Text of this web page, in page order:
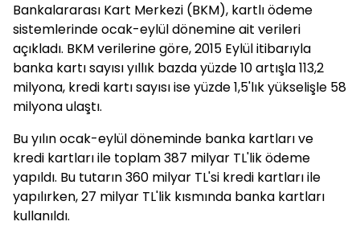
Bankalararası Kart Merkezi (BKM), kartlı ödeme
sistemlerinde ocak-eylül dönemine ait verileri
açıkladı. BKM verilerine göre, 2015 Eylül itibarıyla
banka kartı sayısı yıllık bazda yüzde 10 artışla 113,2
milyona, kredi kartı sayısı ise yüzde 1,5'lık yükselişle 58
milyona ulaştı.
Bu yılın ocak-eylül döneminde banka kartları ve
kredi kartları ile toplam 387 milyar TL'lik ödeme
yapıldı. Bu tutarın 360 milyar TL'si kredi kartları ile
yapılırken, 27 milyar TL'lik kısmında banka kartları
kullanıldı.